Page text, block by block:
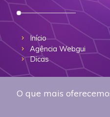
Início
Agência Webgui
Dicas
O que mais